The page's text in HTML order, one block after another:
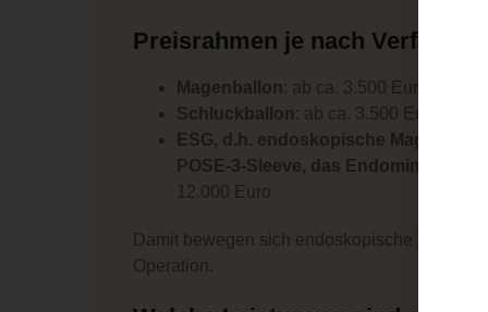
Preisrahmen je nach Verfahren
Magenballon : ab ca. 3.500 Euro
Schluckballon : ab ca. 3.500 Euro
ESG, d.h. endoskopische
POSE-3-Sleeve, das Endomina-
12.000 Euro
Damit bewegen sich endoskopische
Operation.